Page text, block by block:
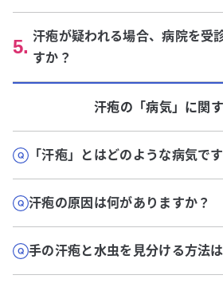
5. 汗疱が疑われる場合、病院を受
すか？
汗疱の「病気」に関
「汗疱」とはどのような病気で
汗疱の原因は何がありますか？
手の汗疱と水虫を見分ける方法